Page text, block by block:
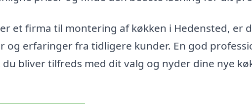
et firma til montering af køkken i Hedensted, er
og erfaringer fra tidligere kunder. En god
bliver tilfreds med dit valg og nyder dine nye